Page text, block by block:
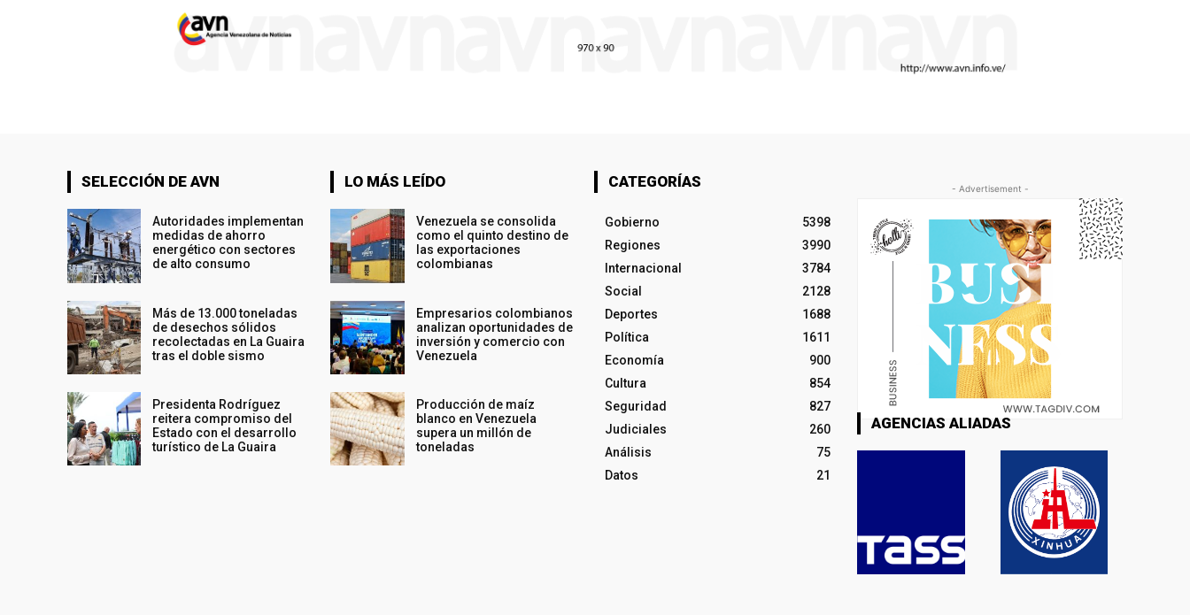
SELECCIÓN DE AVN
Autoridades implementan
medidas de ahorro
energético con sectores
de alto consumo
Más de 13.000 toneladas
de desechos sólidos
recolectadas en La Guaira
tras el doble sismo
Presidenta Rodríguez
reitera compromiso del
Estado con el desarrollo
turístico de La Guaira
LO MÁS LEÍDO
Venezuela se consolida
como el quinto destino de
las exportaciones
colombianas
Empresarios colombianos
analizan oportunidades de
inversión y comercio con
Venezuela
Producción de maíz
blanco en Venezuela
supera un millón de
toneladas
CATEGORÍAS
Gobierno
5398
Regiones
3990
Internacional
3784
Social
2128
Deportes
1688
Política
1611
Economía
900
Cultura
854
Seguridad
827
Judiciales
260
Análisis
75
Datos
21
- Advertisement -
AGENCIAS ALIADAS